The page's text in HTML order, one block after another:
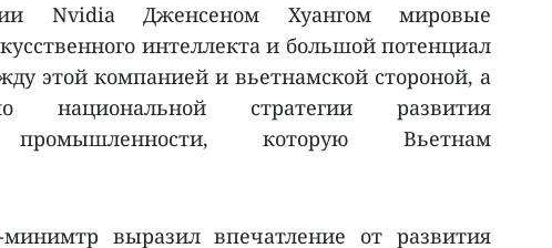
Nvidia Дженсеном Хуангом мировые
интеллекта и большой потенциал
этой компанией и вьетнамской стороной, а
стратегии развития
промышленности, которую Вьетнам
выразил впечатление от развития